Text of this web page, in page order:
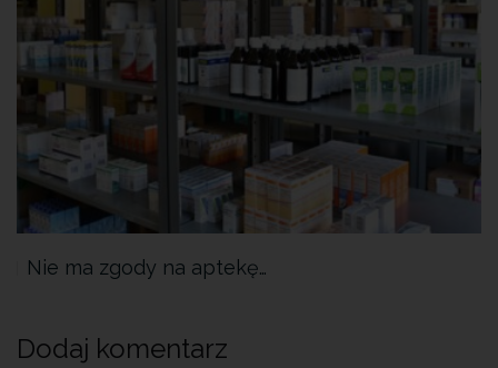
Nie ma zgody na aptekę…
Dodaj komentarz